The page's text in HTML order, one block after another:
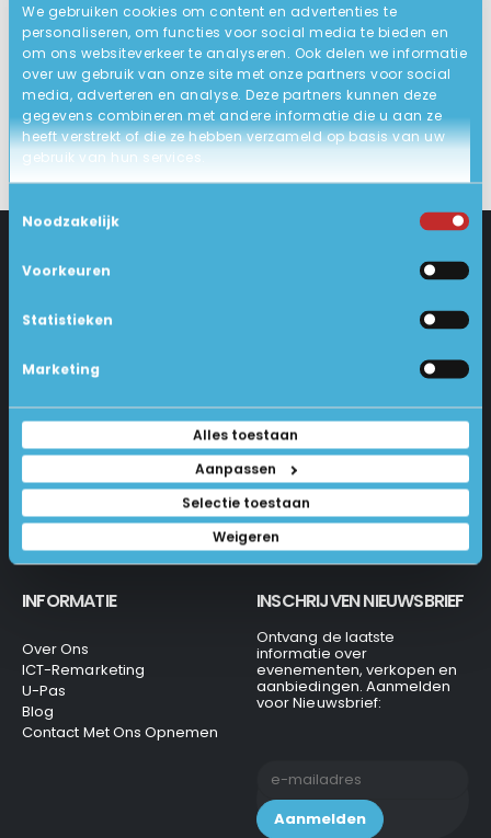
We gebruiken cookies om content en advertenties te
personaliseren, om functies voor social media te bieden en
om ons websiteverkeer te analyseren. Ook delen we informatie
over uw gebruik van onze site met onze partners voor social
media, adverteren en analyse. Deze partners kunnen deze
gegevens combineren met andere informatie die u aan ze
heeft verstrekt of die ze hebben verzameld op basis van uw
gebruik van hun services.
Toestemmingsselectie
Noodzakelijk
Voorkeuren
Statistieken
Marketing
Alles toestaan
Aanpassen
Selectie toestaan
Weigeren
9 Zeer goed
BEKIJK HIER/OPTIES
1231 KH Loosdrecht
035-6284312
info@laptops4all.nl
Veel Gestelde Vragen
Algemene Voorwaarden
Privacy Beleid
INFORMATIE
Over Ons
ICT-Remarketing
U-Pas
Blog
Contact Met Ons Opnemen
INSCHRIJVEN NIEUWSBRIEF
Ontvang de laatste
informatie over
evenementen, verkopen en
aanbiedingen. Aanmelden
voor Nieuwsbrief: